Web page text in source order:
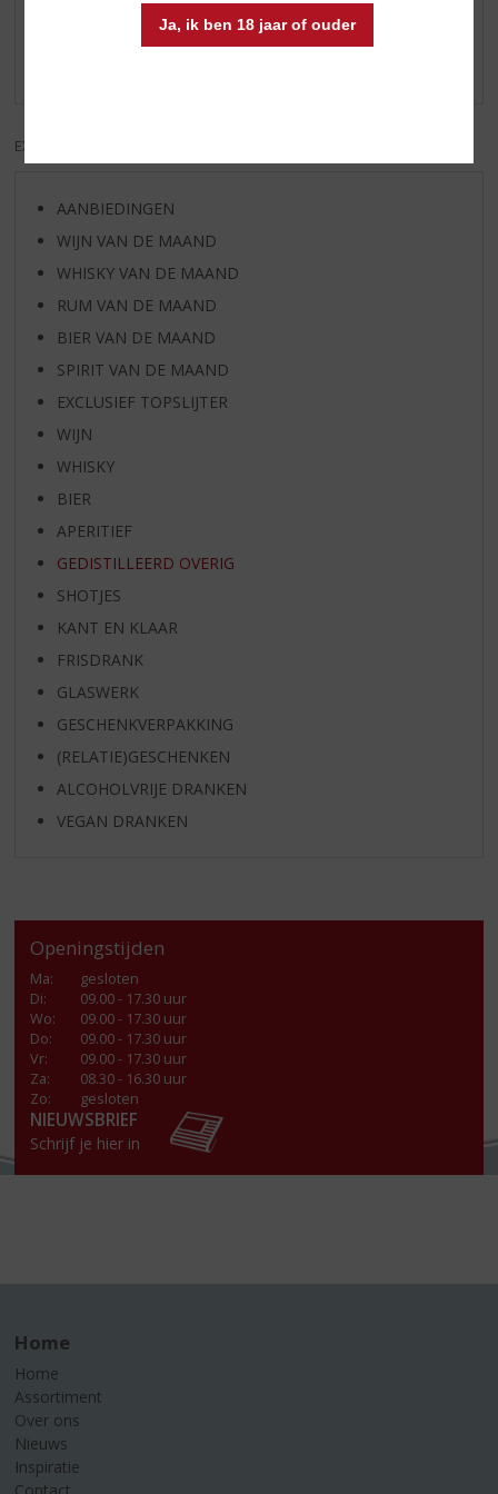
Ja, ik ben 18 jaar of ouder
Schrijf een review
EXCL. BTW
AANBIEDINGEN
WIJN VAN DE MAAND
WHISKY VAN DE MAAND
RUM VAN DE MAAND
BIER VAN DE MAAND
SPIRIT VAN DE MAAND
EXCLUSIEF TOPSLIJTER
WIJN
WHISKY
BIER
APERITIEF
GEDISTILLEERD OVERIG
SHOTJES
KANT EN KLAAR
FRISDRANK
GLASWERK
GESCHENKVERPAKKING
(RELATIE)GESCHENKEN
ALCOHOLVRIJE DRANKEN
VEGAN DRANKEN
Openingstijden
Ma:
gesloten
Di:
09.00 - 17.30 uur
Wo:
09.00 - 17.30 uur
Do:
09.00 - 17.30 uur
Vr:
09.00 - 17.30 uur
Za:
08.30 - 16.30 uur
Zo:
gesloten
NIEUWSBRIEF
Schrijf je hier in
Home
Home
Assortiment
Over ons
Nieuws
Inspiratie